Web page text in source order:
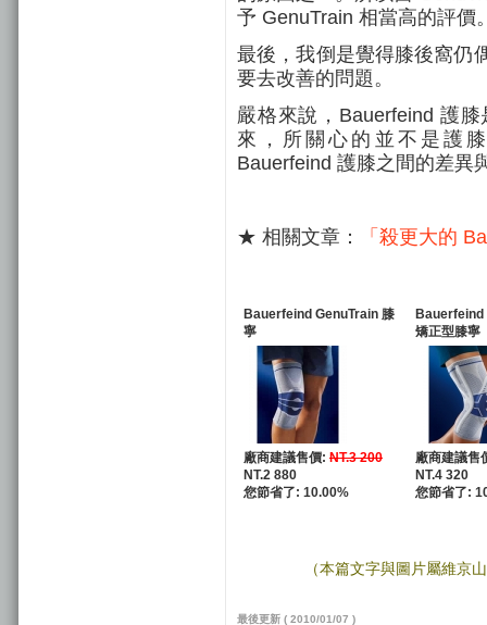
予 GenuTrain 相當高的評價
最後，我倒是覺得膝後窩仍
要去改善的問題。
嚴格來說， Bauerfeind 護
來，所關心的並不是護
Bauerfeind 護膝之間的差異
★ 相關文章： 「殺更大的
Bauerfeind GenuTrain 膝
寧
廠商建議售價: NT.3 200
NT.2 880
您節省了: 10.00%
Bauerfeind
矯正型膝寧
廠商建議售
NT.4 320
您節省了:
（本篇文字與圖片屬維京
最後更新 ( 2010/01/07 )